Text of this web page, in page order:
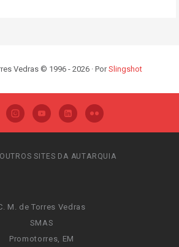
Vedras © 1996 - 2026 · PorSlingshot
OUTROS SITES DA AUTARQUIA
M. de Torres Vedras
SMAS
Promotorres, EM